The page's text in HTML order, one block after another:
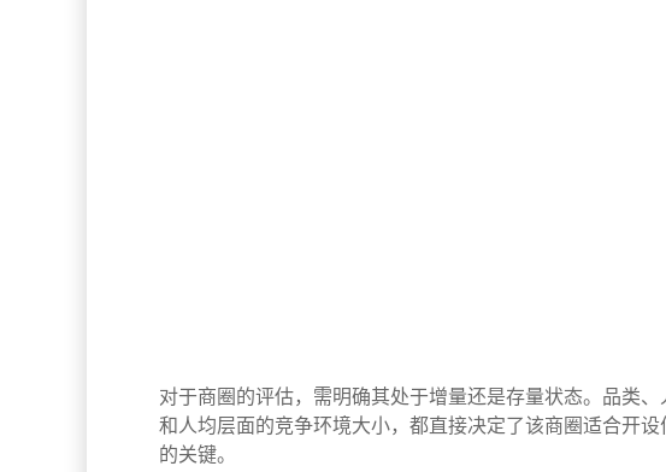
对于商圈的评估，需明确其处于增量还是存量状态。品类
和人均层面的竞争环境大小，都直接决定了该商圈适合开
的关键。